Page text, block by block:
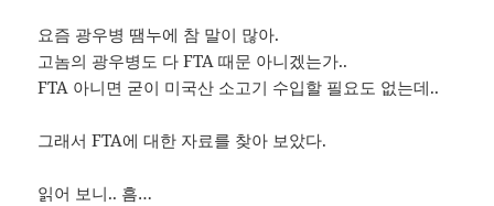
요즘 광우병 땜누에 참 말이 많아.
고놈의 광우병도 다 FTA 때문 아니겠는가..
FTA 아니면 굳이 미국산 소고기 수입할 필요도 없는데..
그래서 FTA에 대한 자료를 찾아 보았다.
읽어 보니.. 흠…